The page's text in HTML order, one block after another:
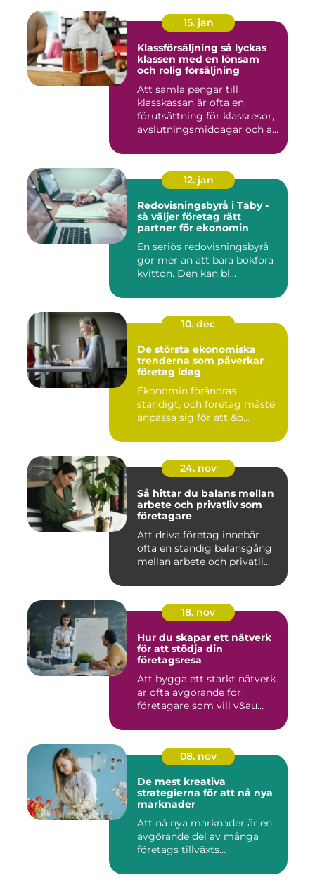
15. jan
Klassförsäljning så lyckas
klassen med en lönsam
och rolig försäljning
Att samla pengar till
klasskassan är ofta en
förutsättning för klassresor,
avslutningsmiddagar och a...
12. jan
Redovisningsbyrå i Täby -
så väljer företag rätt
partner för ekonomin
En seriös redovisningsbyrå
gör mer än att bara bokföra
kvitton. Den kan bl...
10. dec
De största ekonomiska
trenderna som påverkar
företag idag
Ekonomin förändras
ständigt, och företag måste
anpassa sig för att &o...
24. nov
Så hittar du balans mellan
arbete och privatliv som
företagare
Att driva företag innebär
ofta en ständig balansgång
mellan arbete och privatli...
18. nov
Hur du skapar ett nätverk
för att stödja din
företagsresa
Att bygga ett starkt nätverk
är ofta avgörande för
företagare som vill v&au...
08. nov
De mest kreativa
strategierna för att nå nya
marknader
Att nå nya marknader är en
avgörande del av många
företags tillväxts...